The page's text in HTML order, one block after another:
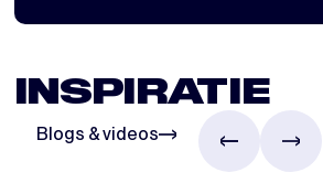
INSPIRATIE
Blogs & videos